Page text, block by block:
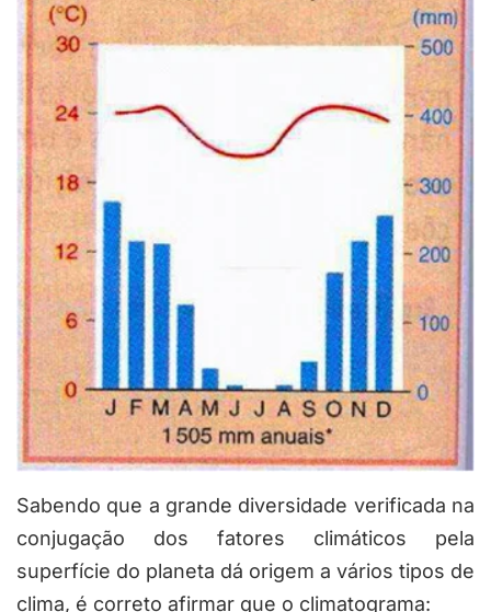
Sabendo que a grande diversidade verificada na
conjugação dos fatores climáticos pela
superfície do planeta dá origem a vários tipos de
clima, é correto afirmar que o climatograma: